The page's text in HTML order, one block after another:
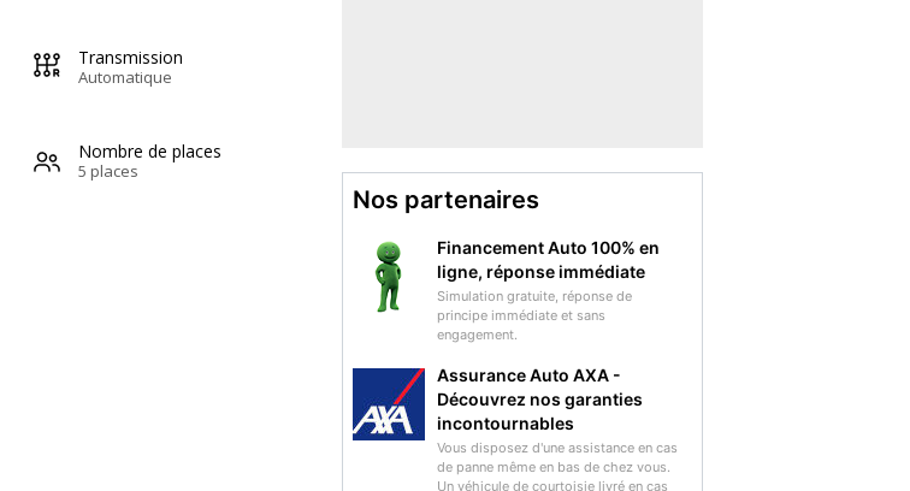
Transmission
Automatique
Nombre de places
5 places
Nos partenaires
Financement Auto 100% en
ligne, réponse immédiate
Simulation gratuite, réponse de
principe immédiate et sans
engagement.
Assurance Auto AXA -
Découvrez nos garanties
incontournables
Vous disposez d'une assistance en cas
de panne même en bas de chez vous.
Un véhicule de courtoisie livré en cas